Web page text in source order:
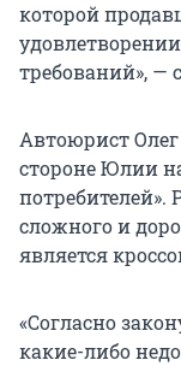
которой
требований», —
Автоюрист
стороне Юлии
потребителей».
сложного и
является
«Согласно
какие-либо